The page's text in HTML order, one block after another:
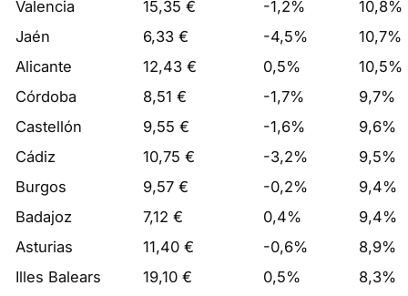
Valencia
15,35 € -1,2%
10,8%
Jaén
6,33 € -4,5%
10,7%
Alicante
12,43 € 0,5%
10,5%
Córdoba
8,51 € -1,7%
9,7%
Castellón
9,55 € -1,6%
9,6%
Cádiz
10,75 € -3,2%
9,5%
Burgos
9,57 € -0,2%
9,4%
Badajoz
7,12 € 0,4%
9,4%
Asturias
11,40 € -0,6%
8,9%
Illes Balears
19,10 € 0,5%
8,3%